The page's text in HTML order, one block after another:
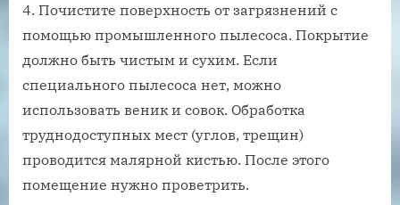
Почистите поверхность от загрязнений с
помощью промышленного пылесоса. Покрытие
должно быть чистым и сухим. Если
специального пылесоса нет, можно
использовать веник и совок. Обработка
труднодоступных мест (углов, трещин)
проводится малярной кистью. После этого
помещение нужно проветрить.